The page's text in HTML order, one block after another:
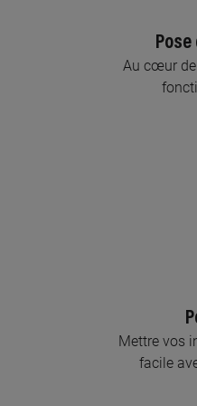
Au cœur de
Mettre vos
facile